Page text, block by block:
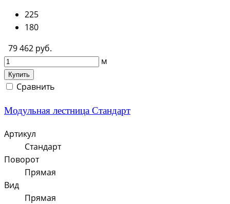
225
180
79 462 руб.
м
Купить
Сравнить
Модульная лестница Стандарт
Артикул
Стандарт
Поворот
Прямая
Вид
Прямая